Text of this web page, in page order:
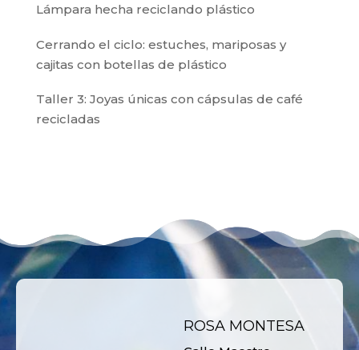
Lámpara hecha reciclando plástico
Cerrando el ciclo: estuches, mariposas y
cajitas con botellas de plástico
Taller 3: Joyas únicas con cápsulas de café
recicladas
ROSA MONTESA